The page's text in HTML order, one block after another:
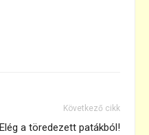
Következő cikk
Elég a töredezett patákból!